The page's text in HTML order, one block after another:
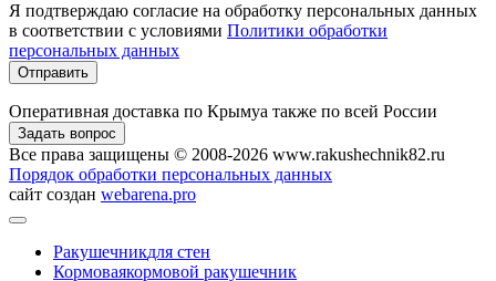
Я подтверждаю согласие на обработку персональных данных
в соответствии с условиями Политики обработки
персональных данных
Отправить
Оперативная доставка по Крымуа также по всей России
Задать вопрос
Все права защищены © 2008-2026 www.rakushechnik82.ru
Порядок обработки персональных данных
сайт создан webarena.pro
Ракушечникдля стен
Кормоваякормовой ракушечник